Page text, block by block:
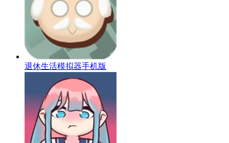
退休生活模拟器手机版